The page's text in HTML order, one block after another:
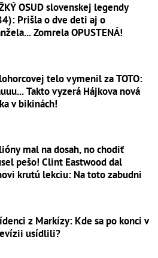
OSUD slovenskej legendy
Prišla o dve deti aj o
Zomrela OPUSTENÁ!
telo vymenil za TOTO:
Takto vyzerá Hájkova nová
v bikinách!
mal na dosah, no chodiť
pešo! Clint Eastwood dal
krutú lekciu: Na toto zabudni
z Markízy: Kde sa po konci v
usídlili?